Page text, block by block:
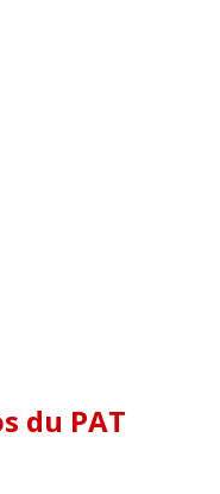
du PAT